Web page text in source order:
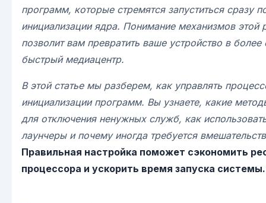
программ, которые стремятся запуститься сразу
инициализации ядра. Понимание механизмов этой
позволит вам превратить ваше устройство в
быстрый медиацентр.
В этой статье мы разберем, как управлять
инициализации программ. Вы узнаете, какие
для отключения ненужных служб, как
лаунчеры и почему иногда требуется
Правильная настройка поможет сэкономить
процессора и ускорить время запуска системы.